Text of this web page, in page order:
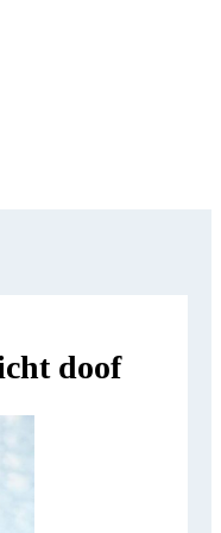
doof